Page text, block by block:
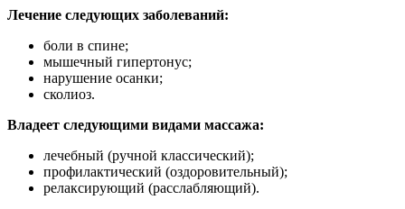
Лечение следующих заболеваний:
боли в спине;
мышечный гипертонус;
нарушение осанки;
сколиоз.
Владеет следующими видами массажа:
лечебный (ручной классический);
профилактический (оздоровительный);
релаксирующий (расслабляющий).